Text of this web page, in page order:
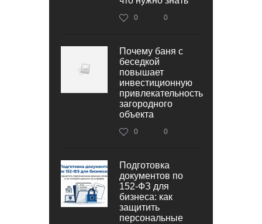
0 0
Почему баня с
беседкой
повышает
инвестиционную
привлекательность
загородного
объекта
0 0
Подготовка
документов по
152‑ФЗ для
бизнеса: как
защитить
персональные